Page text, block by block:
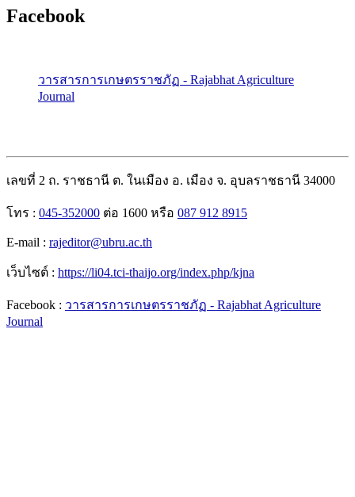
Facebook
วารสารการเกษตรราชภัฏ - Rajabhat Agriculture
Journal
เลขที่ 2 ถ. ราชธานี ต. ในเมือง อ. เมือง จ. อุบลราชธานี 34000
โทร : 045-352000 ต่อ 1600 หรือ 087 912 8915
E-mail : rajeditor@ubru.ac.th
เว็บไซต์ : https://li04.tci-thaijo.org/index.php/kjna
Facebook : วารสารการเกษตรราชภัฏ - Rajabhat Agriculture
Journal